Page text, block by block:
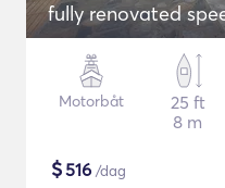
fully renovated
Motorbåt
25 ft
8 m
$516 /dag